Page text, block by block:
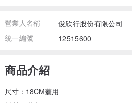
營業人名稱
俊欣行股份有限公司
統一編號
12515600
商品介紹
尺寸：18CM蓋用